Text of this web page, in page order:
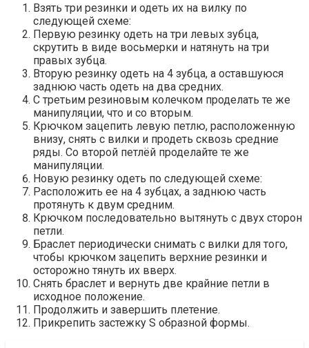
Взять три резинки и одеть их на вилку по
следующей схеме:
Первую резинку одеть на три левых зубца,
скрутить в виде восьмерки и натянуть на три
правых зубца.
Вторую резинку одеть на 4 зубца, а оставшуюся
заднюю часть одеть на два средних.
С третьим резиновым колечком проделать те же
манипуляции, что и со вторым.
Крючком зацепить левую петлю, расположенную
внизу, снять с вилки и продеть сквозь средние
ряды. Со второй петлёй проделайте те же
манипуляции.
Новую резинку одеть по следующей схеме:
Расположить ее на 4 зубцах, а заднюю часть
протянуть к двум средним.
Крючком последовательно вытянуть с двух сторон
петли.
Браслет периодически снимать с вилки для того,
чтобы крючком зацепить верхние резинки и
осторожно тянуть их вверх.
Снять браслет и вернуть две крайние петли в
исходное положение.
Продолжить и завершить плетение.
Прикрепить застежку S образной формы.